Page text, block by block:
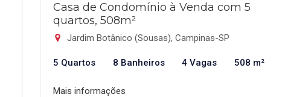
Casa de Condomínio à Venda com 5
quartos, 508m²
Jardim Botânico (Sousas), Campinas-SP
5 Quartos 8 Banheiros 4 Vagas 508 m²
Mais informações